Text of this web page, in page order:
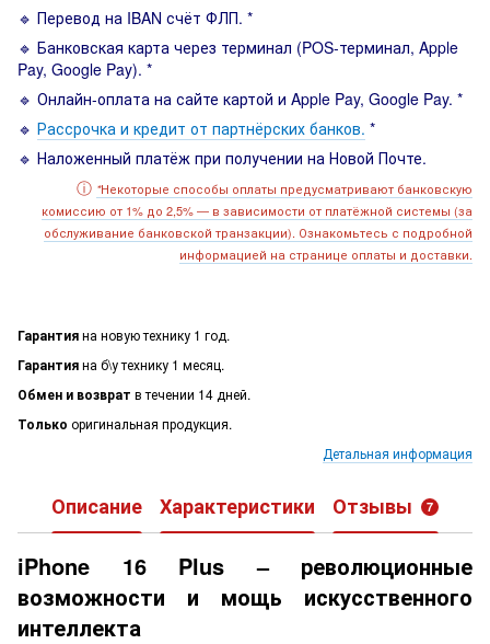
🔹 Перевод на IBAN счёт ФЛП. *
🔹 Банковская карта через терминал (POS-терминал, Apple
Pay, Google Pay). *
🔹 Онлайн-оплата на сайте картой и Apple Pay, Google Pay. *
🔹 Рассрочка и кредит от партнёрских банков. *
🔹 Наложенный платёж при получении на Новой Почте.
ⓘ *Некоторые способы оплаты предусматривают банковскую
комиссию от 1% до 2,5% — в зависимости от платёжной системы (за
обслуживание банковской транзакции). Ознакомьтесь с подробной
информацией на странице оплаты и доставки.
Гарантияна новую технику 1 год.
Гарантияна б\у технику 1 месяц.
Обмен и возврат в течении 14 дней.
Только оригинальная продукция.
Детальная информация
Описание Характеристики Отзывы 7
iPhone 16 Plus – революционные
возможности и мощь искусственного
интеллекта